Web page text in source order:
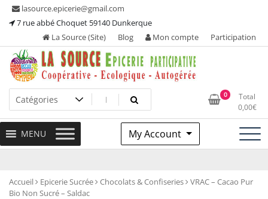
Skip lasource.epicerie@gmail.com
7 rue abbé Choquet 59140 Dunkerque
La Source (Site)
Blog Mon compte Participation
La Source – Epicerie
Participative
Ou tous les adhérents sont propriétaires et participent à la
maintenance de leur épicerie!
0
Total
0,00€
MENU My Account
Accueil Epicerie Sucrée Chocolats & Confiseries
VRAC – Cacao Pur
Bio Non Sucré – Saldac